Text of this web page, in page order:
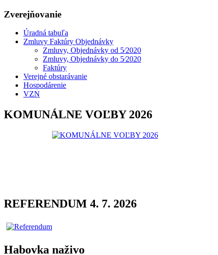
Zverejňovanie
Úradná tabuľa
Zmluvy Faktúry Objednávky
Zmluvy, Objednávky od 5⁄2020
Zmluvy, Objednávky do 5⁄2020
Faktúry
Verejné obstarávanie
Hospodárenie
VZN
KOMUNÁLNE VOĽBY 2026
REFERENDUM 4. 7. 2026
Habovka naživo